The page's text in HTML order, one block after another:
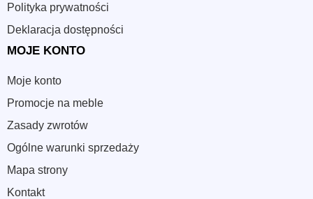
Polityka prywatności
Deklaracja dostępności
MOJE KONTO
Moje konto
Promocje na meble
Zasady zwrotów
Ogólne warunki sprzedaży
Mapa strony
Kontakt